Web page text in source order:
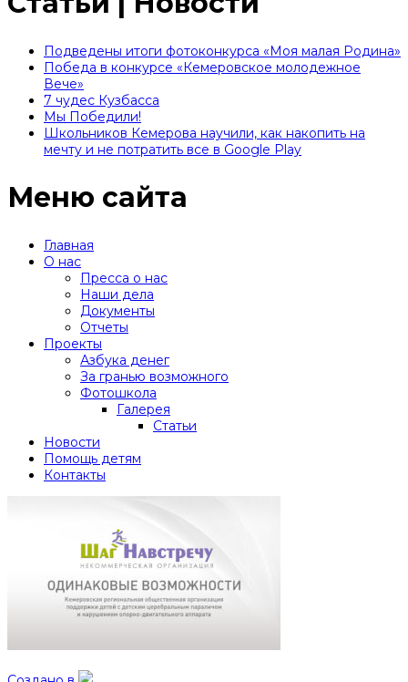
Подведены итоги фотоконкурса «Моя малая Родина»
Победа в конкурсе «Кемеровское молодежное
Вече»
7 чудес Кузбасса
Мы Победили!
Школьников Кемерова научили, как накопить на
мечту и не потратить все в Google Play
Меню сайта
Главная
О нас
Пресса о нас
Наши дела
Документы
Отчеты
Проекты
Азбука денег
За гранью возможного
Фотошкола
Галерея
Статьи
Новости
Помощь детям
Контакты